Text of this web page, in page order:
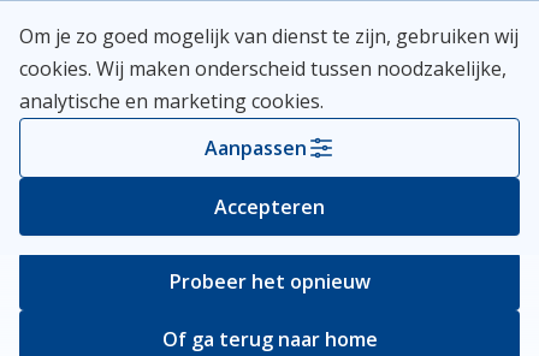
naar
inhoud
Meerlanden Logo
Open
Er ging iets mis
Bij het ophalen van de pagina ging er iets
verkeerd.
Probeer het opnieuw
Of ga terug naar home
Om je zo goed mogelijk van dienst te zijn, gebruiken wij
cookies. Wij maken onderscheid tussen noodzakelijke,
analytische en marketing cookies.
Aanpassen
Accepteren